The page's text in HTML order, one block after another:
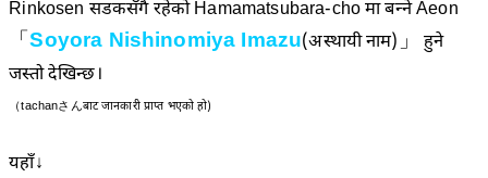
Rinkosen सडकसँगै रहेको Hamamatsubara-cho मा बन्ने Aeon
「Soyora Nishinomiya Imazu(अस्थायी नाम)」
हुने
जस्तो देखिन्छ।
（tachanさんबाट जानकारी प्राप्त भएको हो)
यहाँ↓